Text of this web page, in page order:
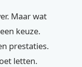
Maar wat
keuze.
prestaties.
letten.